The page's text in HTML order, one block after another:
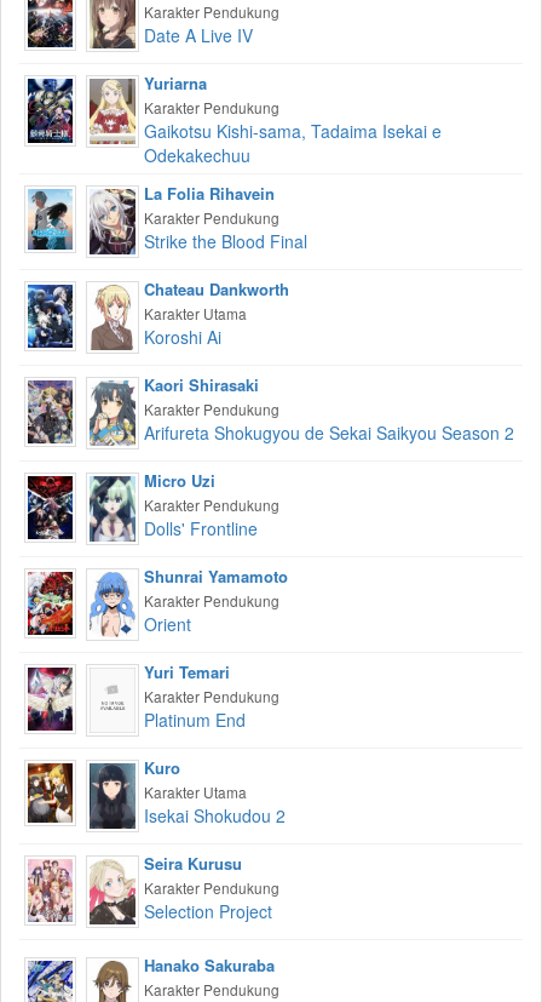
Karakter Pendukung
Date A Live IV
Yuriarna
Karakter Pendukung
Gaikotsu Kishi-sama, Tadaima Isekai e
Odekakechuu
La Folia Rihavein
Karakter Pendukung
Strike the Blood Final
Chateau Dankworth
Karakter Utama
Koroshi Ai
Kaori Shirasaki
Karakter Pendukung
Arifureta Shokugyou de Sekai Saikyou Season 2
Micro Uzi
Karakter Pendukung
Dolls' Frontline
Shunrai Yamamoto
Karakter Pendukung
Orient
Yuri Temari
Karakter Pendukung
Platinum End
Kuro
Karakter Utama
Isekai Shokudou 2
Seira Kurusu
Karakter Pendukung
Selection Project
Hanako Sakuraba
Karakter Pendukung